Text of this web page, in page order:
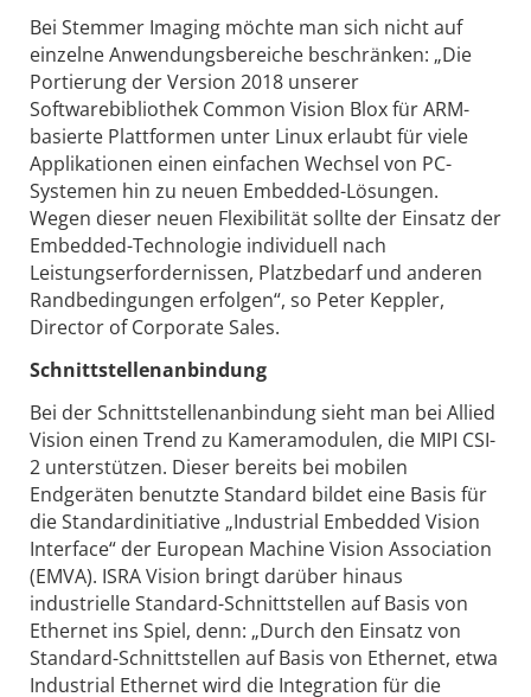
Bei Stemmer Imaging möchte man sich nicht auf
einzelne Anwendungsbereiche beschränken: „Die
Portierung der Version 2018 unserer
Softwarebibliothek Common Vision Blox für ARM-
basierte Plattformen unter Linux erlaubt für viele
Applikationen einen einfachen Wechsel von PC-
Systemen hin zu neuen Embedded-Lösungen.
Wegen dieser neuen Flexibilität sollte der Einsatz der
Embedded-Technologie individuell nach
Leistungserfordernissen, Platzbedarf und anderen
Randbedingungen erfolgen“, so Peter Keppler,
Director of Corporate Sales.
Schnittstellenanbindung
Bei der Schnittstellenanbindung sieht man bei Allied
Vision einen Trend zu Kameramodulen, die MIPI CSI-
2 unterstützen. Dieser bereits bei mobilen
Endgeräten benutzte Standard bildet eine Basis für
die Standardinitiative „Industrial Embedded Vision
Interface“ der European Machine Vision Association
(EMVA). ISRA Vision bringt darüber hinaus
industrielle Standard-Schnittstellen auf Basis von
Ethernet ins Spiel, denn: „Durch den Einsatz von
Standard-Schnittstellen auf Basis von Ethernet, etwa
Industrial Ethernet wird die Integration für die